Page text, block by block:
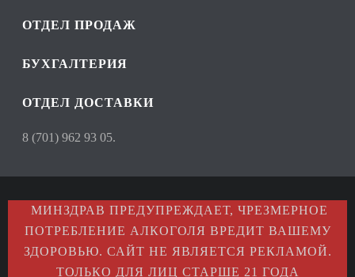
ОТДЕЛ ПРОДАЖ
БУХГАЛТЕРИЯ
ОТДЕЛ ДОСТАВКИ
8 (701) 962 93 05.
МИНЗДРАВ ПРЕДУПРЕЖДАЕТ, ЧРЕЗМЕРНОЕ
ПОТРЕБЛЕНИЕ АЛКОГОЛЯ ВРЕДИТ ВАШЕМУ
ЗДОРОВЬЮ. САЙТ НЕ ЯВЛЯЕТСЯ РЕКЛАМОЙ.
ТОЛЬКО ДЛЯ ЛИЦ СТАРШЕ 21 ГОДА